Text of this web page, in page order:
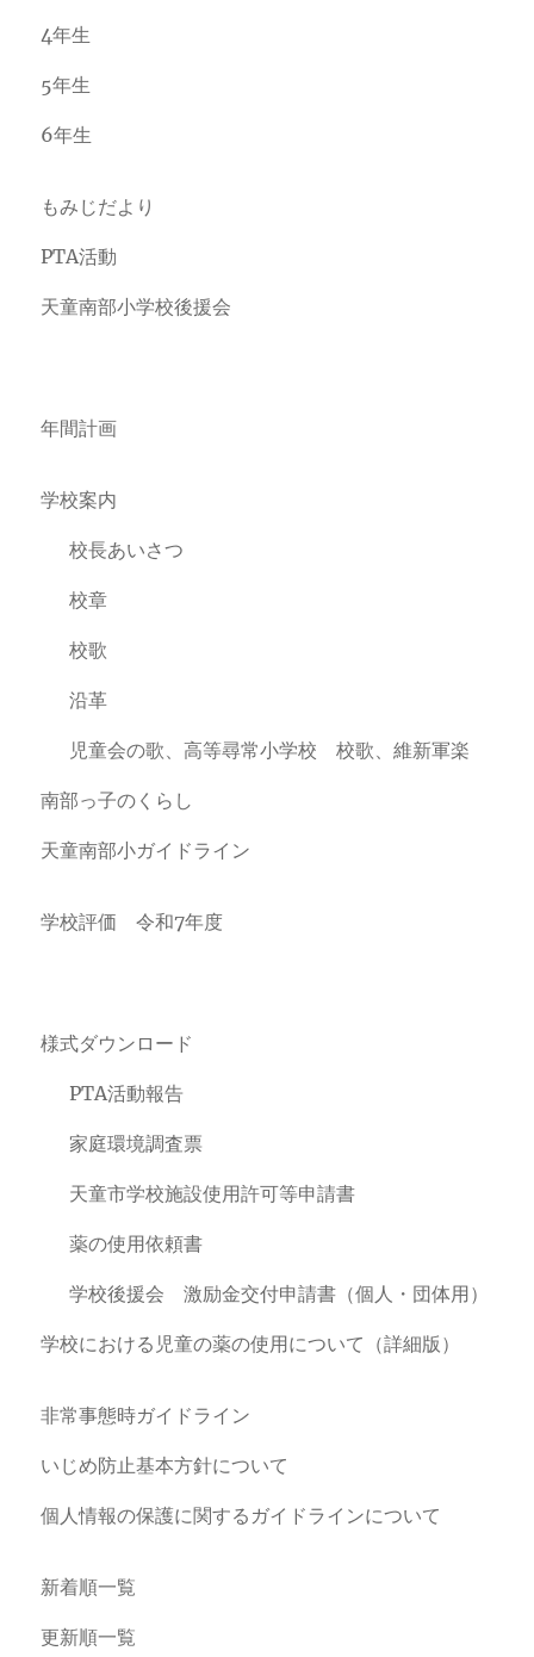
4年生
5年生
6年生
もみじだより
PTA活動
天童南部小学校後援会
年間計画
学校案内
校長あいさつ
校章
校歌
沿革
児童会の歌、高等尋常小学校 校歌、維新軍楽
南部っ子のくらし
天童南部小ガイドライン
学校評価 令和7年度
様式ダウンロード
PTA活動報告
家庭環境調査票
天童市学校施設使用許可等申請書
薬の使用依頼書
学校後援会 激励金交付申請書（個人・団体用）
学校における児童の薬の使用について（詳細版）
非常事態時ガイドライン
いじめ防止基本方針について
個人情報の保護に関するガイドラインについて
新着順一覧
更新順一覧